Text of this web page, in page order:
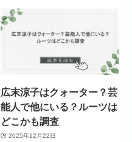
広末涼子はクォーター？芸
能人で他にいる？ルーツは
どこかも調査
2025年12月22日